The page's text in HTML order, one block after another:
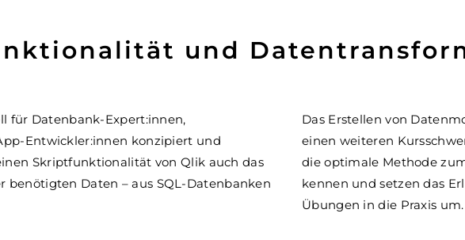
und
für Datenbank-Expert:innen,
Entwickler:innen konzipiert und
Skriptfunktionalität von Qlik auch das
benötigten Daten – aus SQL-Datenbanken
Das Erstellen von
einen weiteren
die optimale Methode
kennen und setzen das
Übungen in die Praxis um.